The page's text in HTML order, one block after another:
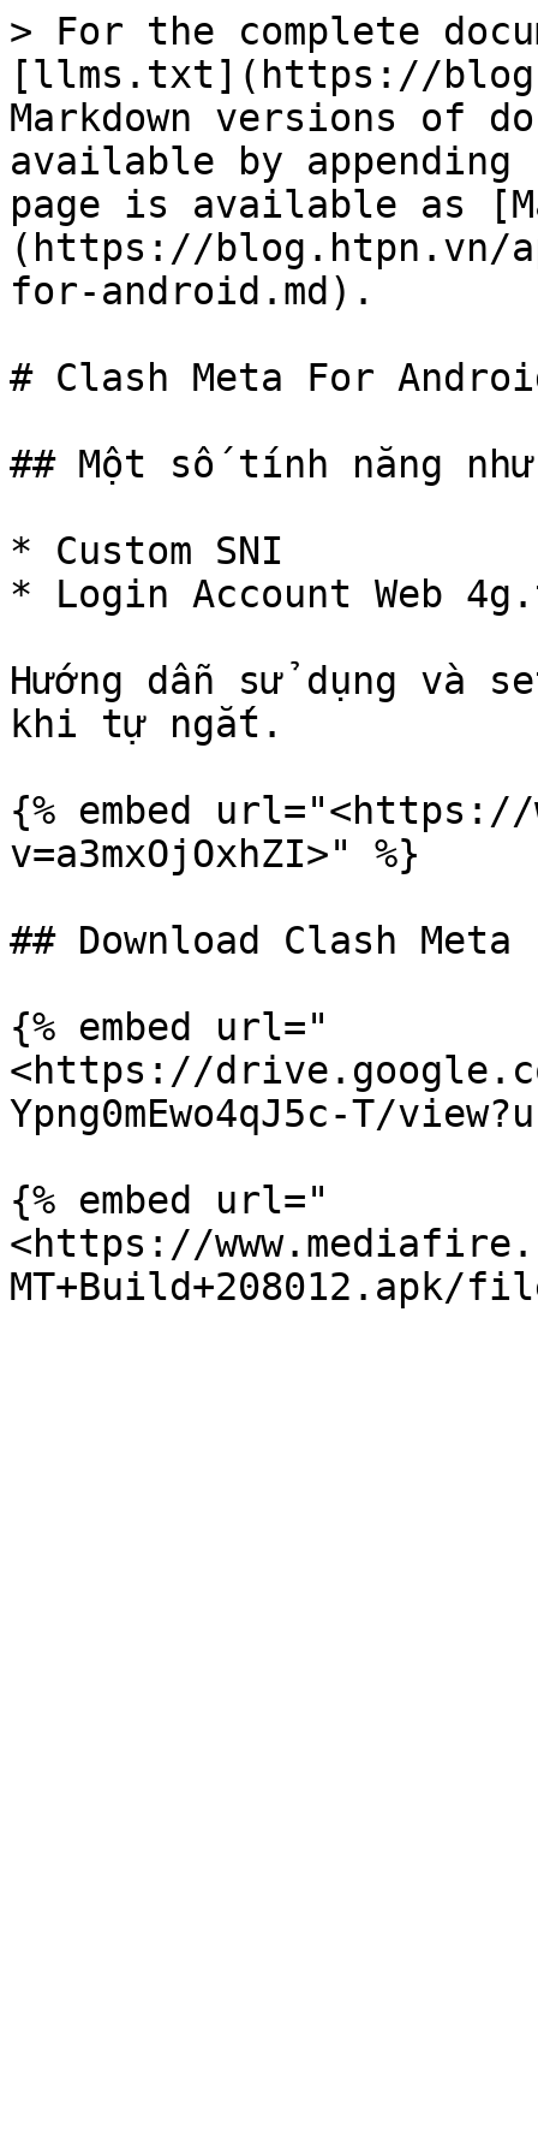
> For the complete
[llms.txt](https://
Markdown versions of
available by
page is available as
(https://blog.htpn.vn/
for-android.md).
# Clash Meta For
## Một số tính năng
* Custom SNI
* Login Account Web
Hướng dẫn sử dụng
khi tự ngắt.
{% embed url="<https://
v=a3mxOjOxhZI>" %}
## Download Clash
{% embed url="
<https://
Ypng0mEwo4qJ5c-T/
{% embed url="
<https://